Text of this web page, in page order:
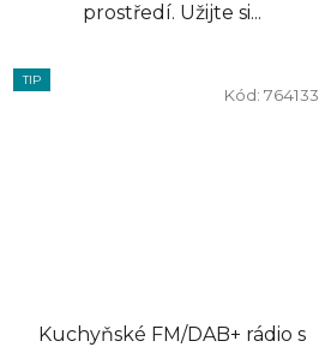
prostředí. Užijte si...
TIP
Kuchyňské FM/DAB+ rádio s
Kód: 764133